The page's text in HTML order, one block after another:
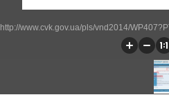
http://www.cvk.gov.ua/pls/vnd2014/